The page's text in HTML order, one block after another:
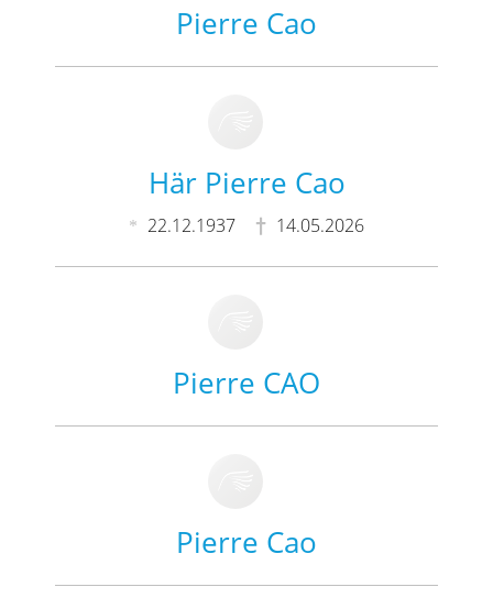
Pierre Cao
Här Pierre Cao
22.12.1937 14.05.2026
Pierre CAO
Pierre Cao